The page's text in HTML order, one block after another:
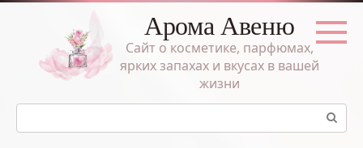
Перейти
Арома Авеню
Сайт о косметике, парфюмах,
ярких запахах и вкусах в вашей
жизни
Поиск: